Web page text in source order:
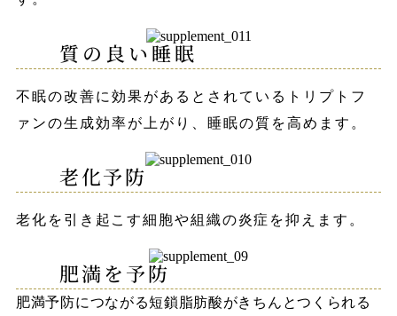
質の良い睡眠
不眠の改善に効果があるとされているトリプトフ
ァンの生成効率が上がり、睡眠の質を高めます。
老化予防
老化を引き起こす細胞や組織の炎症を抑えます。
肥満を予防
肥満予防につながる短鎖脂肪酸がきちんとつくられる